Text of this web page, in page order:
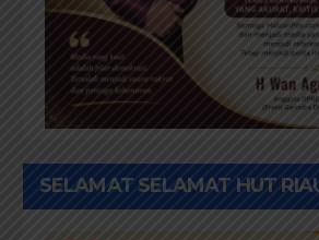
SELAMAT SELAMAT HUT